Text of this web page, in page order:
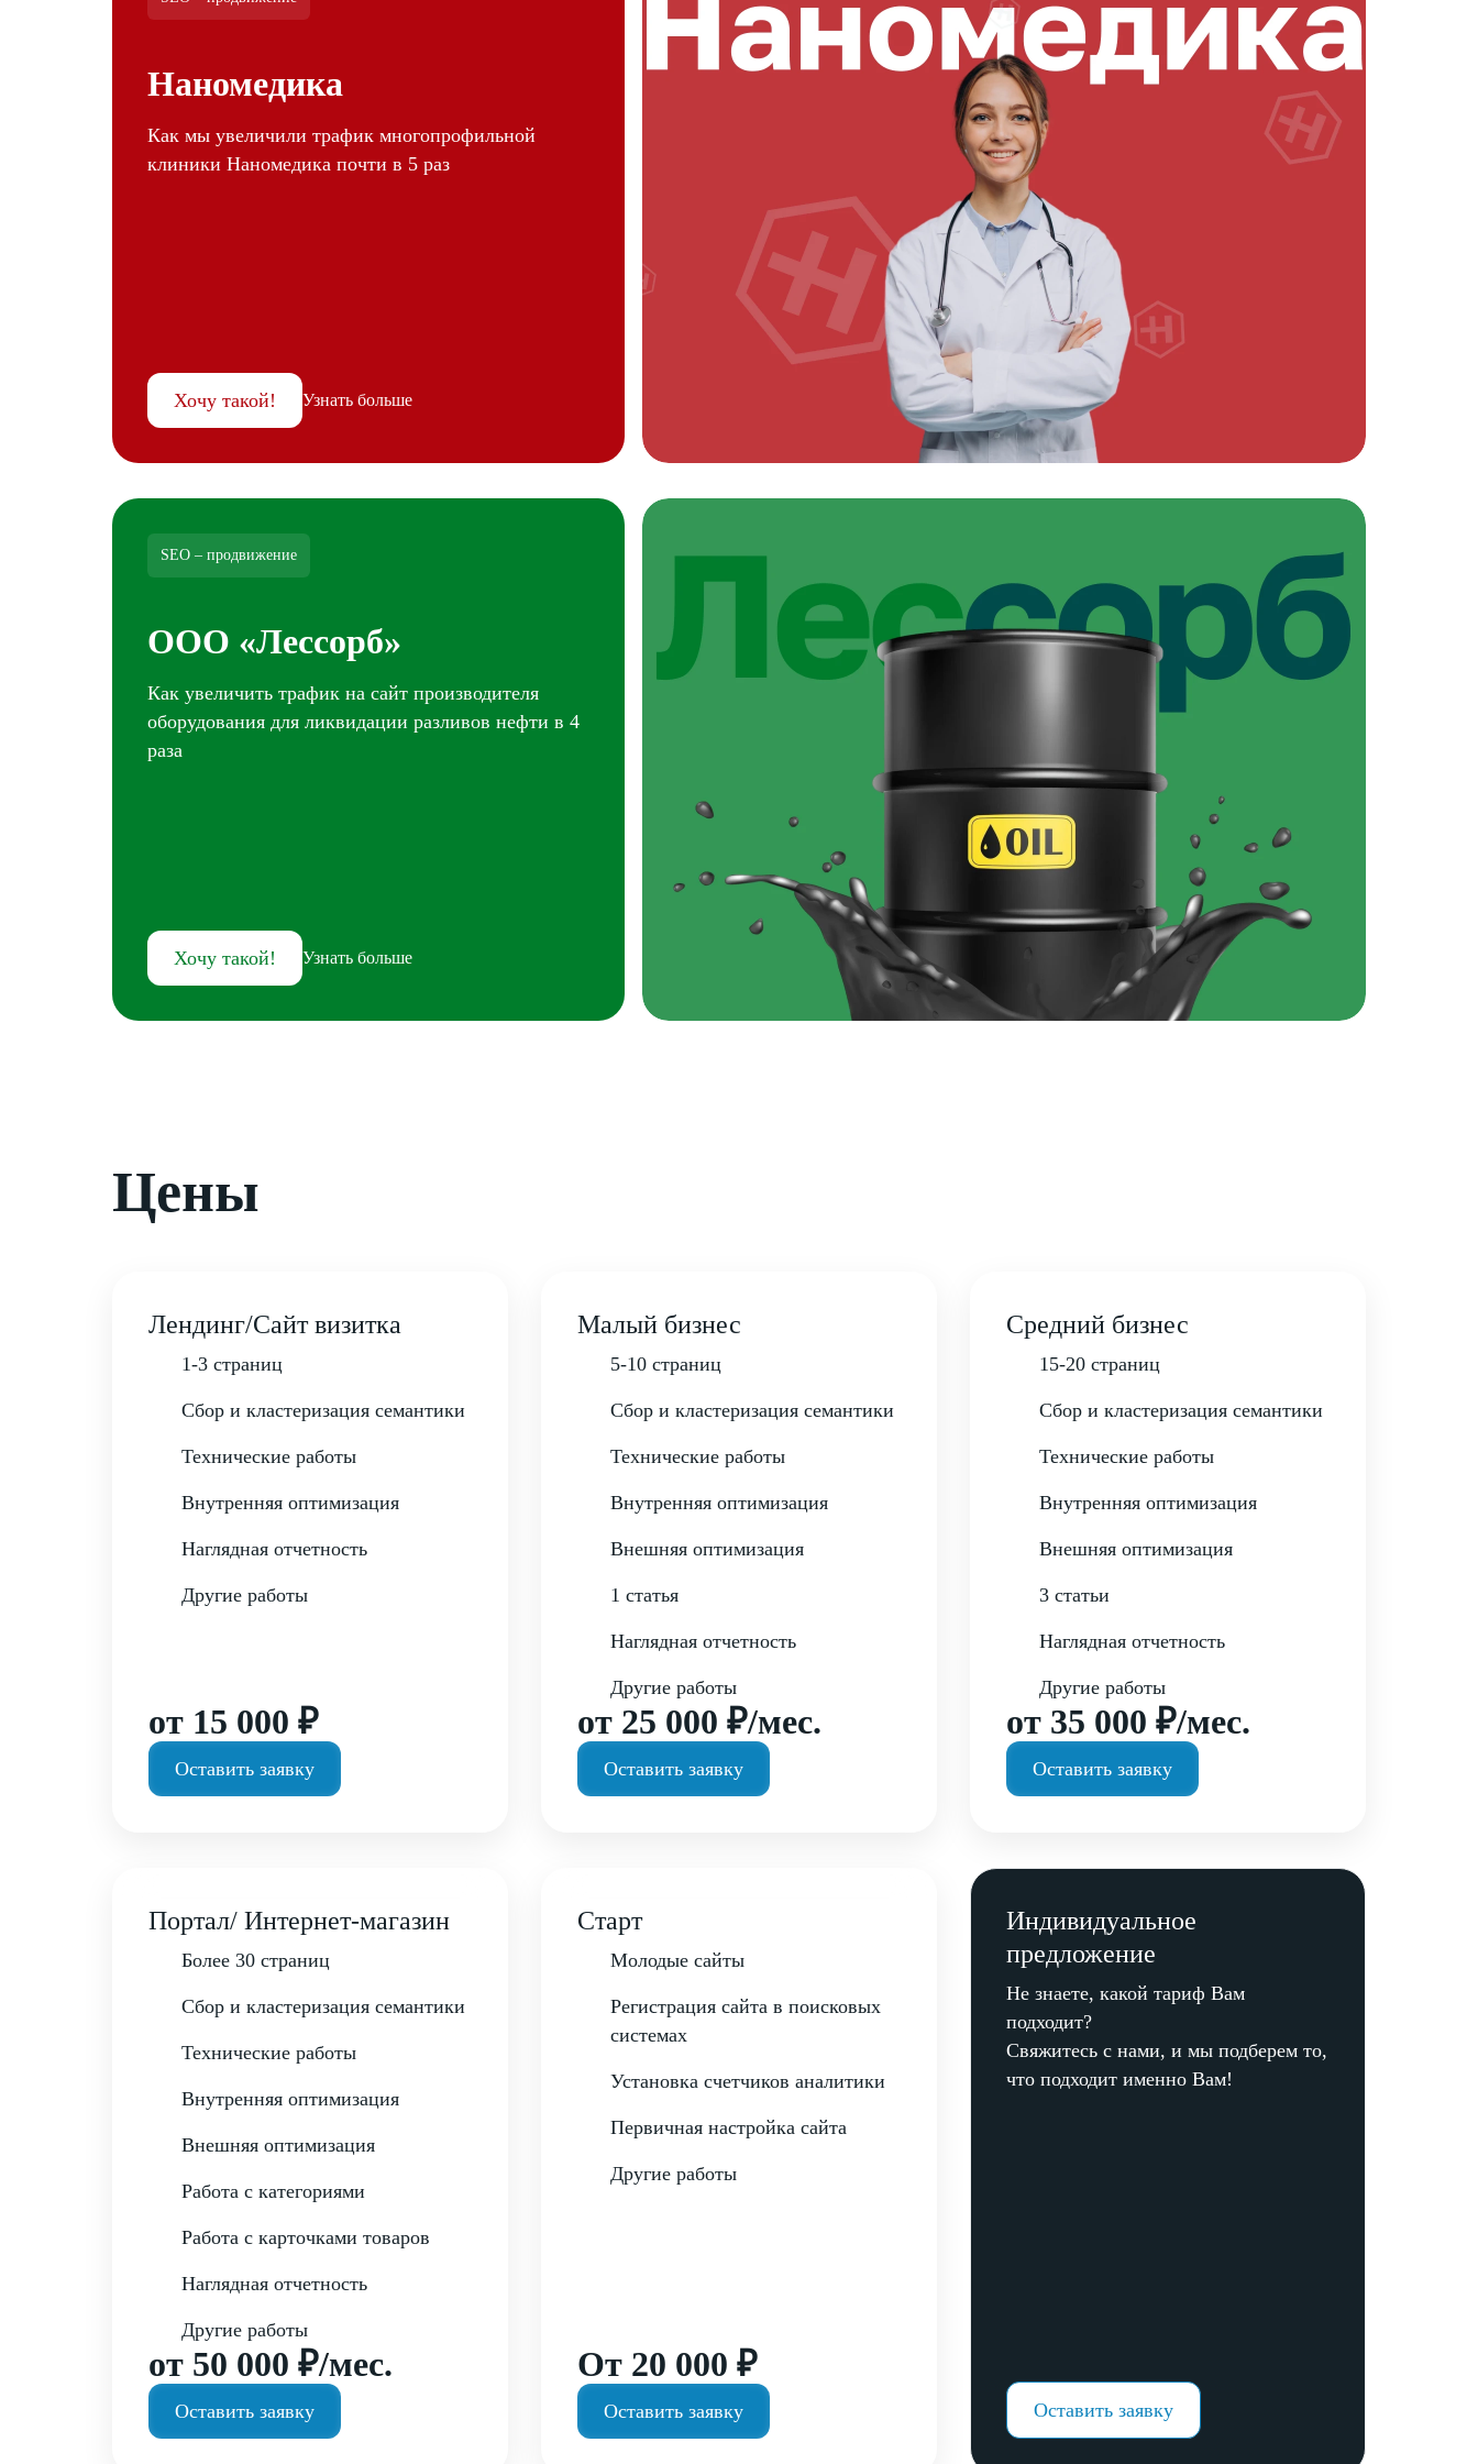
Наномедика
Как мы увеличили трафик многопрофильной
клиники Наномедика почти в 5 раз
Хочу такой! Узнать больше
SEO – продвижение
ООО «Лессорб»
Как увеличить трафик на сайт производителя
оборудования для ликвидации разливов нефти в 4
раза
Хочу такой! Узнать больше
Цены
Лендинг/Сайт визитка
1-3 страниц
Сбор и кластеризация семантики
Технические работы
Внутренняя оптимизация
Наглядная отчетность
Другие работы
от 15 000 ₽
Оставить заявку
Малый бизнес
5-10 страниц
Сбор и кластеризация семантики
Технические работы
Внутренняя оптимизация
Внешняя оптимизация
1 статья
Наглядная отчетность
Другие работы
от 25 000 ₽/мес.
Оставить заявку
Средний бизнес
15-20 страниц
Сбор и кластеризация семантики
Технические работы
Внутренняя оптимизация
Внешняя оптимизация
3 статьи
Наглядная отчетность
Другие работы
от 35 000 ₽/мес.
Оставить заявку
Портал/ Интернет-магазин
Более 30 страниц
Сбор и кластеризация семантики
Технические работы
Внутренняя оптимизация
Внешняя оптимизация
Работа с категориями
Работа с карточками товаров
Наглядная отчетность
Другие работы
от 50 000 ₽/мес.
Оставить заявку
Старт
Молодые сайты
Регистрация сайта в поисковых
системах
Установка счетчиков аналитики
Первичная настройка сайта
Другие работы
От 20 000 ₽
Оставить заявку
Индивидуальное
предложение
Не знаете, какой тариф Вам
подходит?
Свяжитесь с нами, и мы подберем то,
что подходит именно Вам!
Оставить заявку